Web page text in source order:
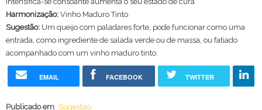
Harmonização: Vinho Maduro Tinto
Sugestão: Um queijo com paladares forte, pode funcionar como uma
entrada, como ingrediente de salada verde ou de massa, ou fatiado
acompanhado com um vinho maduro tinto.
EMAIL FACEBOOK TWITTER
Publicado em Sugestao